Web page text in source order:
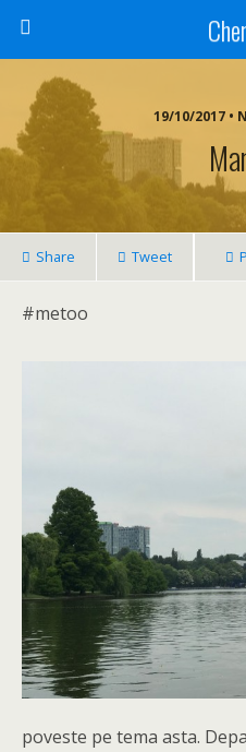
19/10/2017 •
Share Tweet
#metoo
poveste pe tema asta.